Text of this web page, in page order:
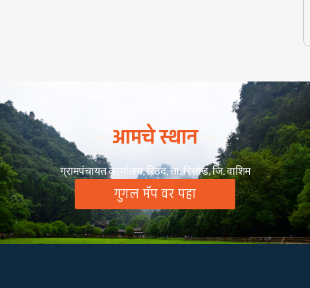
आमचे स्थान
ग्रामपंचायत कार्यालय, रिठद, ता. रिसोड, जि. वाशिम
गुगल मॅप वर पहा